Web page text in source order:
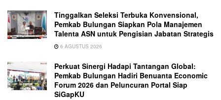
Tinggalkan Seleksi Terbuka Konvensional,
Pemkab Bulungan Siapkan Pola Manajemen
Talenta ASN untuk Pengisian Jabatan Strategis
6 AGUSTUS 2026
Perkuat Sinergi Hadapi Tantangan Global:
Pemkab Bulungan Hadiri Benuanta Economic
Forum 2026 dan Peluncuran Portal Siap
SiGapKU